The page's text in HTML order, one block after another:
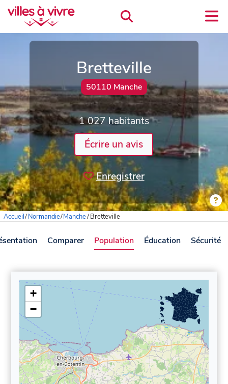
Bretteville
50110 Manche
1 027 habitants
Écrire un avis
Enregistrer
Accueil/Normandie/Manche/Bretteville
Comparer Population Éducation Sécurité
+
−